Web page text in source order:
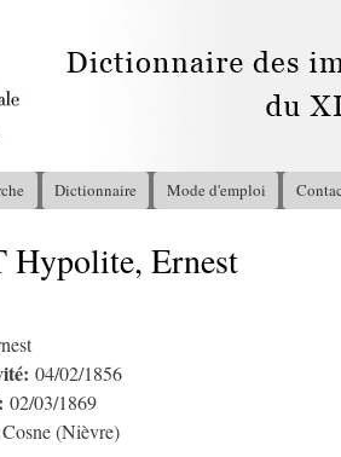
Dictionnaire Mode d'emploi
Ernest
04/02/1856
02/03/1869
Cosne (Nièvre)